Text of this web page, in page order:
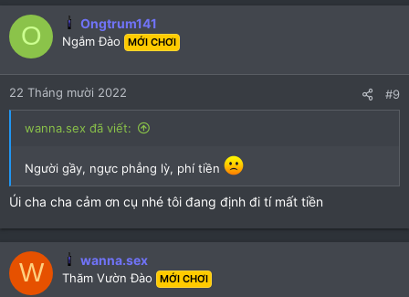
O Ongtrum141
Ngắm Đào MỚI CHƠI
22 Tháng mười 2022 #9
wanna.sex đã viết:
Người gầy, ngực phẳng lỳ, phí tiền
Úi cha cha cảm ơn cụ nhé tôi đang định đi tí mất tiền
W wanna.sex
Thăm Vườn Đào MỚI CHƠI